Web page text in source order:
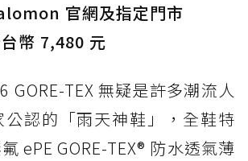
官網及指定門市
幣 7,480 元
GORE-TEX 無疑是許多潮流人
認的「雨天神鞋」，全鞋特
ePE GORE-TEX® 防水透氣薄